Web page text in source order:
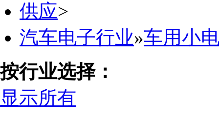
供应>
汽车电子行业»车用小
按行业选择：
显示所有